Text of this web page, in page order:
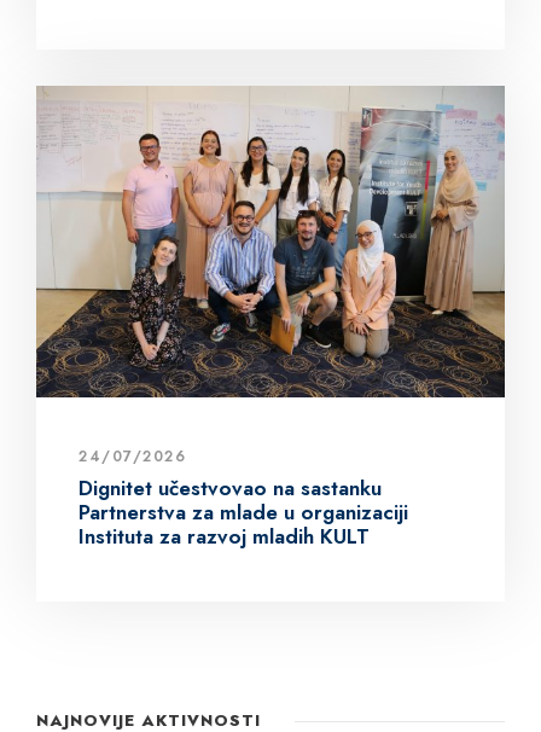
24/07/2026
Dignitet učestvovao na sastanku
Partnerstva za mlade u organizaciji
Instituta za razvoj mladih KULT
NAJNOVIJE AKTIVNOSTI